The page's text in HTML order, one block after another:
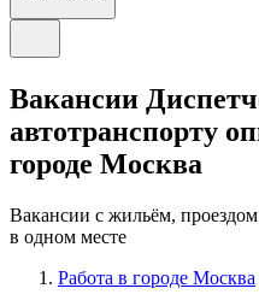
Вакансии
автотранспорту
городе Москва
Вакансии с жильём,
в одном месте
Работа в городе Москва